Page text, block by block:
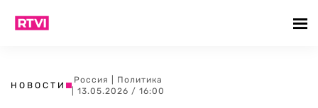
НОВОСТИ
Россия
Политика
| 13.05.2026 / 16:00